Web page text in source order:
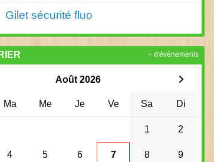
Gilet sécurité fluo
Août 2026
Ma Me Je Ve Sa Di
1 2
4 5 6 7 8 9
+ d'évènements